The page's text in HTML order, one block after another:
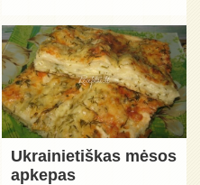
Ukrainietiškas mėsos
apkepas